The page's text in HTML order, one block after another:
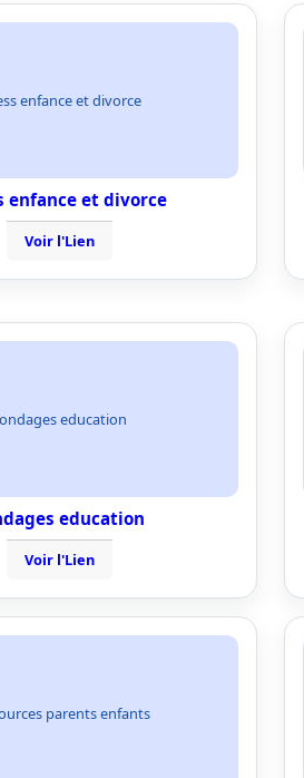
enfance et divorce
enfance et divorce
Voir l'Lien
education
education
Voir l'Lien
parents enfants